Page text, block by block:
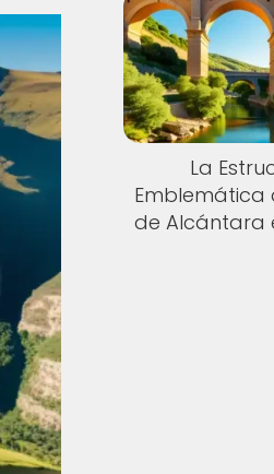
La
Emblemática
de Alcántara